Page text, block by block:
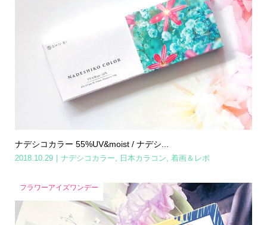
ナデシコカラー 55%UV&moist / ナデシ...
2018.10.29 ナデシコカラー 日本カラコン 着画＆レポ
フラワーアイズワンデー